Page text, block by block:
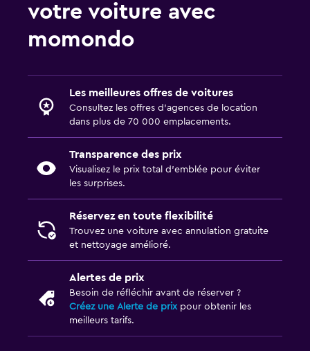
votre voiture avec
momondo
Les meilleures offres de voitures
Consultez les offres d’agences de location
dans plus de 70 000 emplacements.
Transparence des prix
Visualisez le prix total d’emblée pour éviter
les surprises.
Réservez en toute flexibilité
Trouvez une voiture avec annulation gratuite
et nettoyage amélioré.
Alertes de prix
Besoin de réfléchir avant de réserver ?
Créez une Alerte de prixpour obtenir les
meilleurs tarifs.